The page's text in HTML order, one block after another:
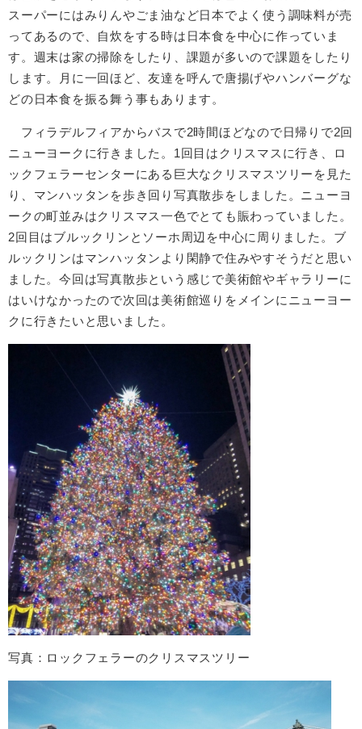
スーパーにはみりんやごま油など⽇本でよく使う調味料が売
ってあるので、⾃炊をする時は⽇本⾷を中⼼に作っていま
す。週末は家の掃除をしたり、課題が多いので課題をしたり
します。⽉に⼀回ほど、友達を呼んで唐揚げやハンバーグな
どの⽇本⾷を振る舞う事もあります。
フィラデルフィアからバスで2時間ほどなので⽇帰りで2回
ニューヨークに⾏きました。1回⽬はクリスマスに⾏き、ロ
ックフェラーセンターにある巨⼤なクリスマスツリーを⾒た
り、マンハッタンを歩き回り写真散歩をしました。ニューヨ
ークの町並みはクリスマス⼀⾊でとても賑わっていました。
2回⽬はブルックリンとソーホ周辺を中⼼に周りました。ブ
ルックリンはマンハッタンより閑静で住みやすそうだと思い
ました。今回は写真散歩という感じで美術館やギャラリーに
はいけなかったので次回は美術館巡りをメインにニューヨー
クに⾏きたいと思いました。
写真：ロックフェラーのクリスマスツリー